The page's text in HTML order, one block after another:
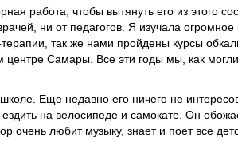
работа, чтобы вытянуть его из этого
ни от педагогов. Я изучала огромное
так же нами пройдены курсы
Самары. Все эти годы мы, как
Еще недавно его ничего не
на велосипеде и самокате. Он
очень любит музыку, знает и поет все